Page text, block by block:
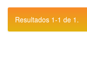
Resultados 1-1 de 1.